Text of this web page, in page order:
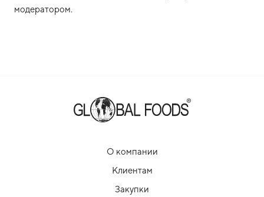
модератором.
О компании
Клиентам
Закупки